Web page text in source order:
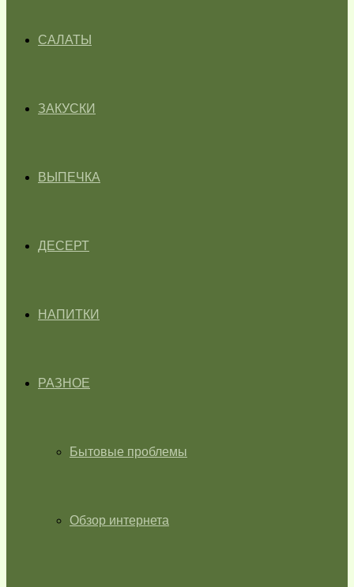
САЛАТЫ
ЗАКУСКИ
ВЫПЕЧКА
ДЕСЕРТ
НАПИТКИ
РАЗНОЕ
Бытовые проблемы
Обзор интернета